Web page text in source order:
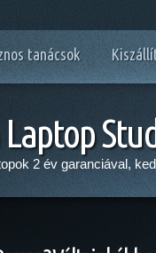
tanácsok
2 év garanciával,